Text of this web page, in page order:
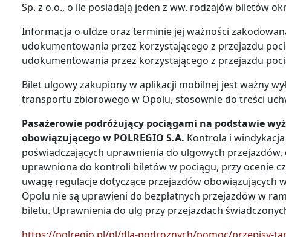
Sp. z o.o., o ile posiadają jeden z ww. rodzajów biletów
Informacja o uldze oraz terminie jej ważności
udokumentowania przez korzystającego z przejazdu
udokumentowania przez korzystającego z przejazdu
Bilet ulgowy zakupiony w aplikacji mobilnej jest ważny
transportu zbiorowego w Opolu, stosownie do treści
Pasażerowie podróżujący pociągami na podstawie
obowiązującego w POLREGIO S.A. Kontrola i
poświadczających uprawnienia do ulgowych
uprawniona do kontroli biletów w pociągu, przy ocenie
uwagę regulacje dotyczące przejazdów obowiązujących
Opolu nie są uprawieni do bezpłatnych przejazdów w
biletu. Uprawnienia do ulg przy przejazdach